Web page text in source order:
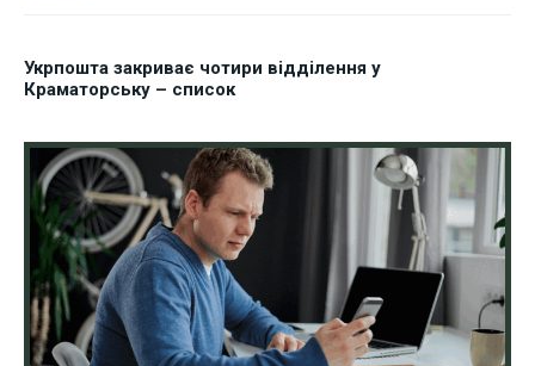
Укрпошта закриває чотири відділення у
Краматорську – список